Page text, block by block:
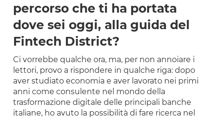
percorso che ti ha portata
dove sei oggi, alla guida del
Fintech District?
Ci vorrebbe qualche ora, ma, per non annoiare i
lettori, provo a rispondere in qualche riga: dopo
aver studiato economia e aver lavorato nei primi
anni come consulente nel mondo della
trasformazione digitale delle principali banche
italiane, ho avuto la possibilità di fare ricerca nel